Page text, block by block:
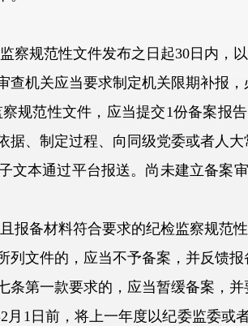
规范性文件发布之日起30日内，以
机关应当要求制定机关限期补报，
范性文件，应当提交1份备案报
据、制定过程、向同级党委或者人大
本通过平台报送。尚未建立备案审
备材料符合要求的纪检监察规范性
文件的，应当不予备案，并反馈报
第一款要求的，应当暂缓备案，并
日前，将上一年度以纪委监委或